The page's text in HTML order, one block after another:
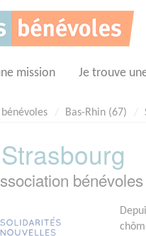
mission Je trouve
Bas-Rhin (67)